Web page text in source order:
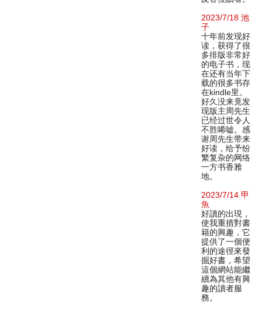
2023/7/18 池
子
十年前发现好
读，获得了很
多排版非常好
的电子书，现
在还有当年下
载的很多书存
在kindle里。
好久没来竟发
现版主周先生
已经过世令人
不胜唏嘘。感
谢周先生带来
好读，给予纷
繁复杂的网络
一方书香雅
地。
2023/7/14 甲
魚
好讀的出現，
使我重措對書
籍的興趣，它
提供了一個便
利的途徑來發
掘好書，希望
這個網站能繼
續為其他有興
趣的讀者服
務。